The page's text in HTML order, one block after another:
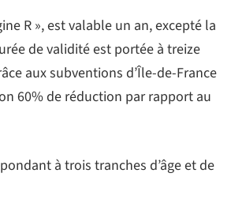
R », est valable un an, excepté la
de validité est portée à treize
aux subventions d’Île-de-France
60% de réduction par rapport au
à trois tranches d’âge et de